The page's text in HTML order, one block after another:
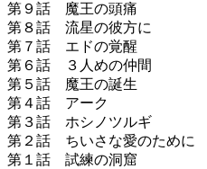
第９話 魔王の頭痛
第８話 流星の彼方に
第７話 エドの覚醒
第６話 ３人めの仲間
第５話 魔王の誕生
第４話 アーク
第３話 ホシノツルギ
第２話 ちいさな愛のために
第１話 試練の洞窟